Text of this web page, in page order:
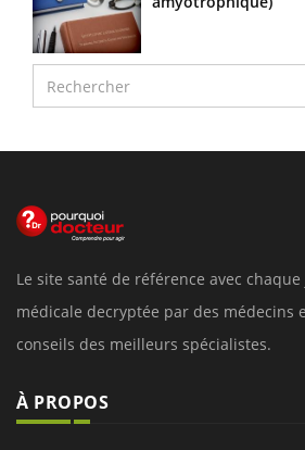
Le site santé de référence avec
médicale decryptée par des médecins
conseils des meilleurs spécialistes.
À PROPOS